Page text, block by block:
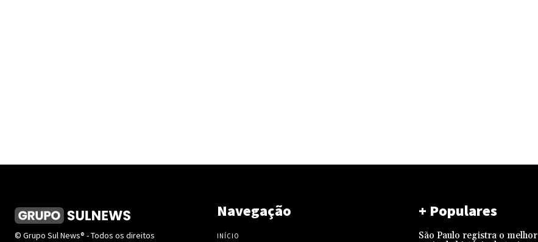
© Grupo Sul News® - Todos os direitos
Navegação
INÍCIO
+ Populares
São Paulo registra o melhor